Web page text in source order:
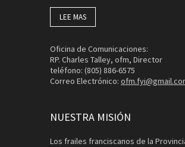
LEE MAS
Oficina de Comunicaciones:
RP. Charles Talley, ofm, Director
teléfono: (805) 886-6575
Correo Electrónico:
NUESTRA MISIÓN
Los frailes franciscanos de la